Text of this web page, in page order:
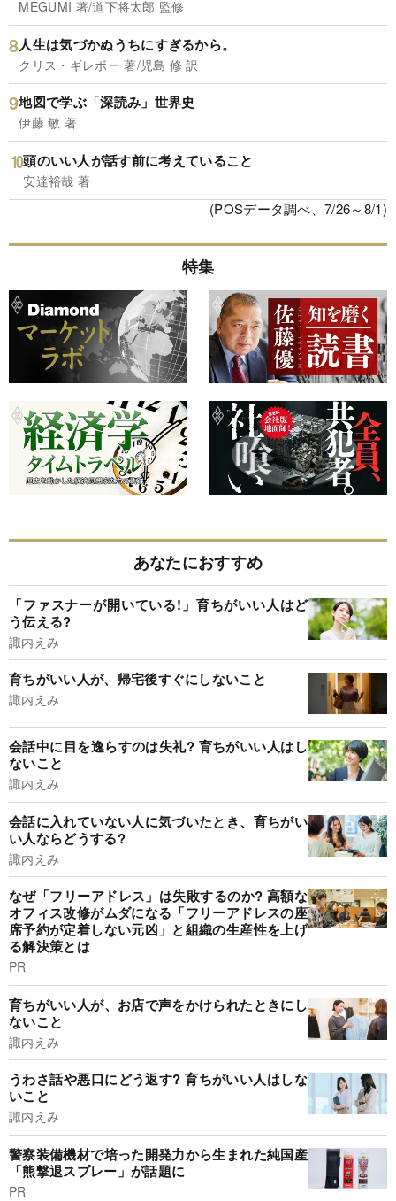
MEGUMI 著/道下将太郎 監修
人生は気づかぬうちにすぎるから。
クリス・ギレボー 著/児島 修 訳
地図で学ぶ「深読み」世界史
伊藤 敏 著
頭のいい人が話す前に考えていること
安達裕哉 著
(POSデータ調べ、7/26～8/1)
特集
あなたにおすすめ
「ファスナーが開いている!」育ちがいい人はど
う伝える?
諏内えみ
育ちがいい人が、帰宅後すぐにしないこと
諏内えみ
会話中に目を逸らすのは失礼? 育ちがいい人はし
ないこと
諏内えみ
会話に入れていない人に気づいたとき、育ちがい
い人ならどうする?
諏内えみ
なぜ「フリーアドレス」は失敗するのか? 高額な
オフィス改修がムダになる「フリーアドレスの座
席予約が定着しない元凶」と組織の生産性を上げ
る解決策とは
PR
育ちがいい人が、お店で声をかけられたときにし
ないこと
諏内えみ
うわさ話や悪口にどう返す? 育ちがいい人はしな
いこと
諏内えみ
警察装備機材で培った開発力から生まれた純国産
「熊撃退スプレー」が話題に
PR